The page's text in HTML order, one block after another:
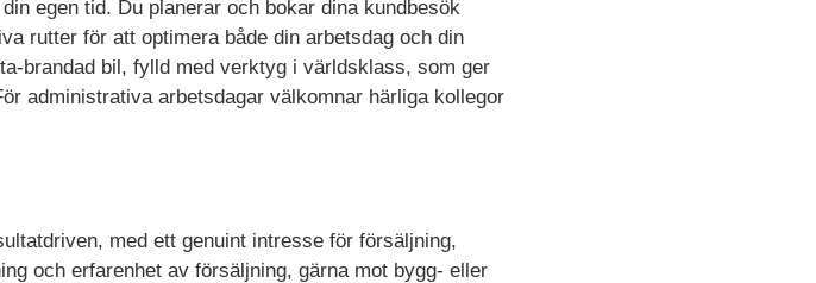
egen tid. Du planerar och bokar dina kundbesök
rutter för att optimera både din arbetsdag och din
brandad bil, fylld med verktyg i världsklass, som ger
administrativa arbetsdagar välkomnar härliga kollegor
med ett genuint intresse för försäljning,
och erfarenhet av försäljning, gärna mot bygg- eller